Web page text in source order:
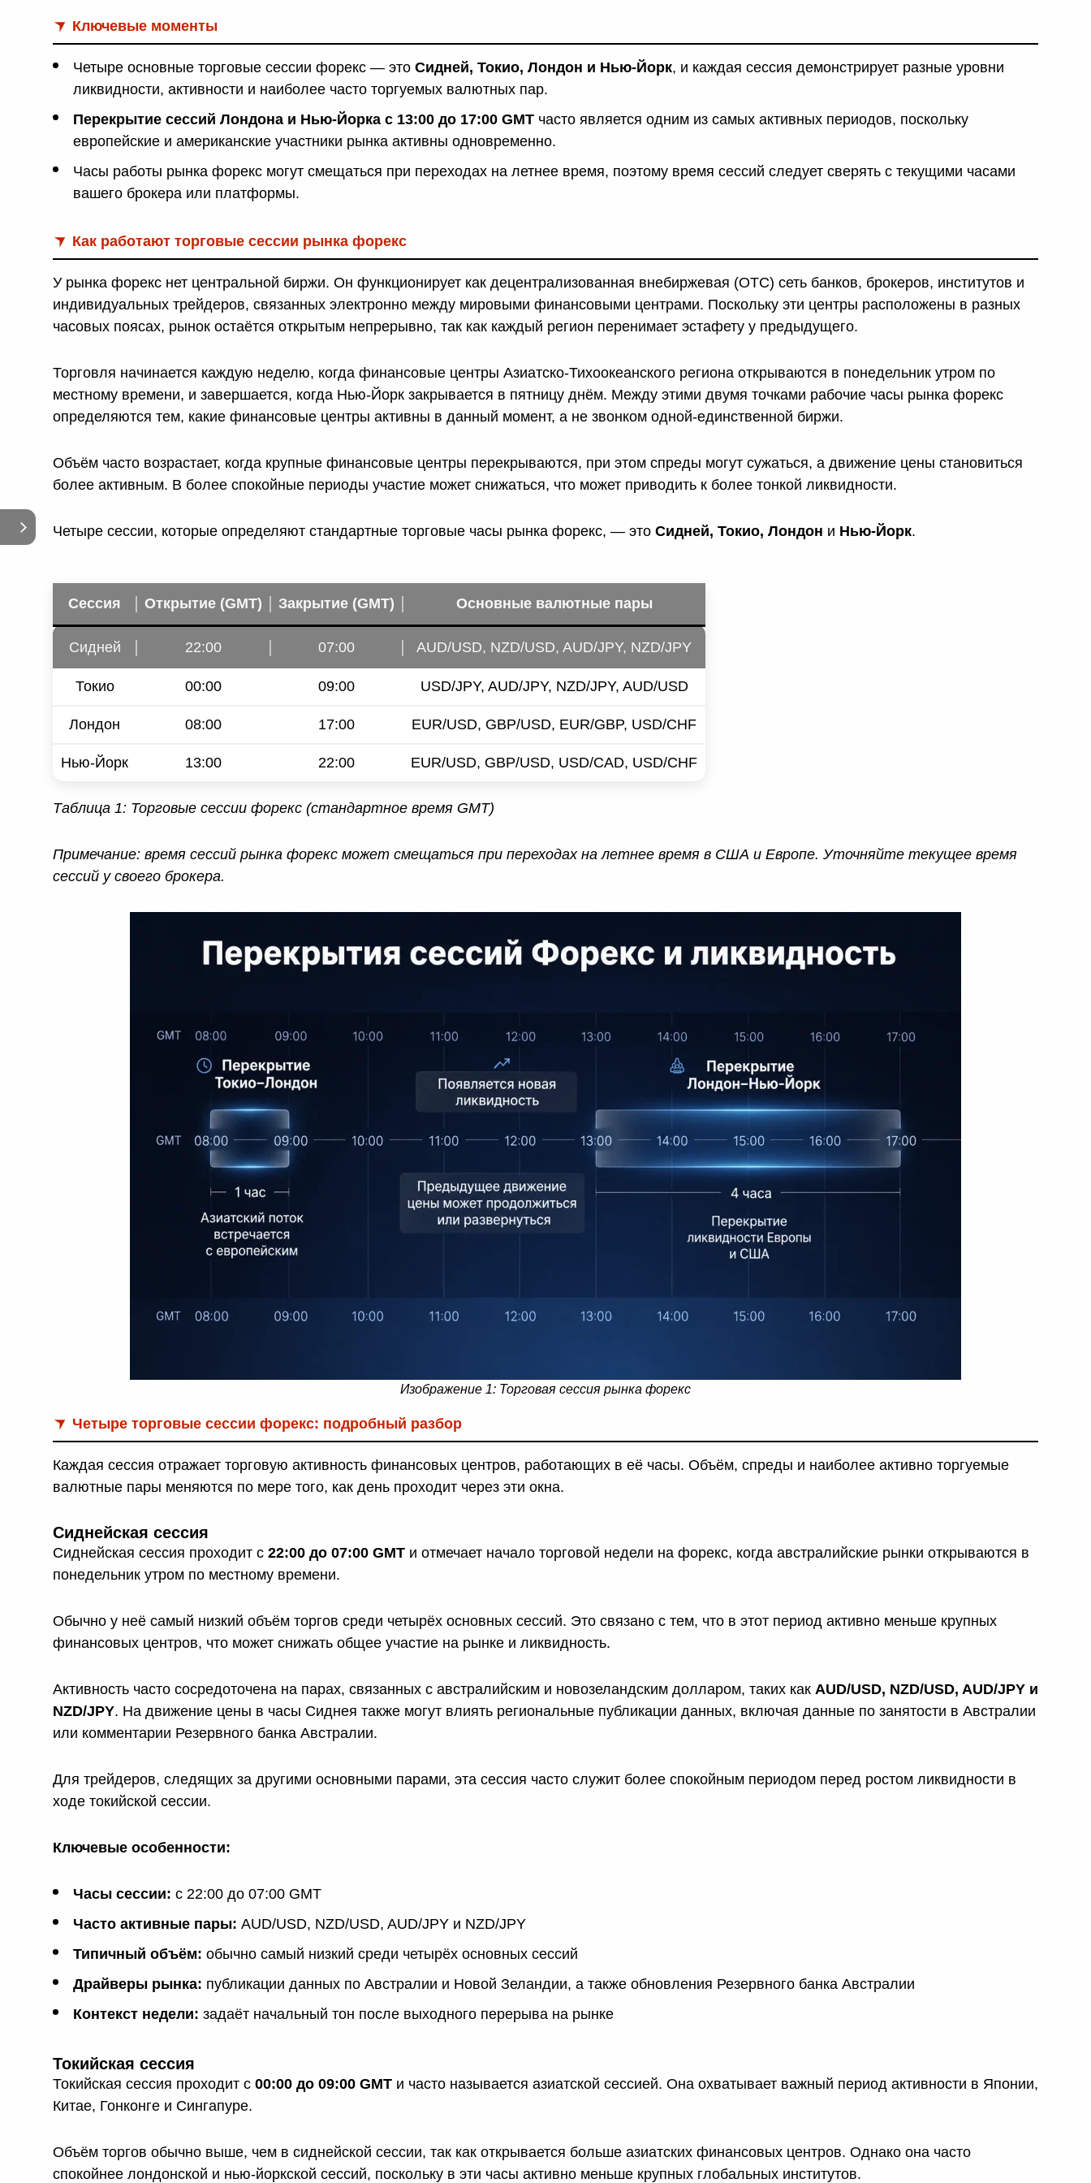
Ключевые моменты
Четыре основные торговые сессии форекс — это Сидней, Токио, Лондон и Нью-Йорк, и каждая сессия демонстрирует разные уровни
ликвидности, активности и наиболее часто торгуемых валютных пар.
Перекрытие сессий Лондона и Нью-Йорка с 13:00 до 17:00 GMT часто является одним из самых активных периодов, поскольку
европейские и американские участники рынка активны одновременно.
Часы работы рынка форекс могут смещаться при переходах на летнее время, поэтому время сессий следует сверять с текущими часами
вашего брокера или платформы.
Как работают торговые сессии рынка форекс
У рынка форекс нет центральной биржи. Он функционирует как децентрализованная внебиржевая (OTC) сеть банков, брокеров, институтов и
индивидуальных трейдеров, связанных электронно между мировыми финансовыми центрами. Поскольку эти центры расположены в разных
часовых поясах, рынок остаётся открытым непрерывно, так как каждый регион перенимает эстафету у предыдущего.
Торговля начинается каждую неделю, когда финансовые центры Азиатско-Тихоокеанского региона открываются в понедельник утром по
местному времени, и завершается, когда Нью-Йорк закрывается в пятницу днём. Между этими двумя точками рабочие часы рынка форекс
определяются тем, какие финансовые центры активны в данный момент, а не звонком одной-единственной биржи.
Объём часто возрастает, когда крупные финансовые центры перекрываются, при этом спреды могут сужаться, а движение цены становиться
более активным. В более спокойные периоды участие может снижаться, что может приводить к более тонкой ликвидности.
Четыре сессии, которые определяют стандартные торговые часы рынка форекс, — это Сидней, Токио, Лондон и Нью-Йорк.
Сессия Открытие (GMT) Закрытие (GMT) Основные валютные пары
Сидней 22:00 07:00 AUD/USD, NZD/USD, AUD/JPY, NZD/JPY
Токио 00:00 09:00 USD/JPY, AUD/JPY, NZD/JPY, AUD/USD
Лондон 08:00 17:00 EUR/USD, GBP/USD, EUR/GBP, USD/CHF
Нью-Йорк 13:00 22:00 EUR/USD, GBP/USD, USD/CAD, USD/CHF
Таблица 1: Торговые сессии форекс (стандартное время GMT)
Примечание: время сессий рынка форекс может смещаться при переходах на летнее время в США и Европе. Уточняйте текущее время
сессий у своего брокера.
Изображение 1: Торговая сессия рынка форекс
Четыре торговые сессии форекс: подробный разбор
Каждая сессия отражает торговую активность финансовых центров, работающих в её часы. Объём, спреды и наиболее активно торгуемые
валютные пары меняются по мере того, как день проходит через эти окна.
Сиднейская сессия
Сиднейская сессия проходит с 22:00 до 07:00 GMT и отмечает начало торговой недели на форекс, когда австралийские рынки открываются в
понедельник утром по местному времени.
Обычно у неё самый низкий объём торгов среди четырёх основных сессий. Это связано с тем, что в этот период активно меньше крупных
финансовых центров, что может снижать общее участие на рынке и ликвидность.
Активность часто сосредоточена на парах, связанных с австралийским и новозеландским долларом, таких как AUD/USD, NZD/USD, AUD/JPY и
NZD/JPY. На движение цены в часы Сиднея также могут влиять региональные публикации данных, включая данные по занятости в Австралии
или комментарии Резервного банка Австралии.
Для трейдеров, следящих за другими основными парами, эта сессия часто служит более спокойным периодом перед ростом ликвидности в
ходе токийской сессии.
Ключевые особенности:
Часы сессии: с 22:00 до 07:00 GMT
Часто активные пары: AUD/USD, NZD/USD, AUD/JPY и NZD/JPY
Типичный объём: обычно самый низкий среди четырёх основных сессий
Драйверы рынка: публикации данных по Австралии и Новой Зеландии, а также обновления Резервного банка Австралии
Контекст недели: задаёт начальный тон после выходного перерыва на рынке
Токийская сессия
Токийская сессия проходит с 00:00 до 09:00 GMT и часто называется азиатской сессией. Она охватывает важный период активности в Японии,
Китае, Гонконге и Сингапуре.
Объём торгов обычно выше, чем в сиднейской сессии, так как открывается больше азиатских финансовых центров. Однако она часто
спокойнее лондонской и нью-йоркской сессий, поскольку в эти часы активно меньше крупных глобальных институтов.